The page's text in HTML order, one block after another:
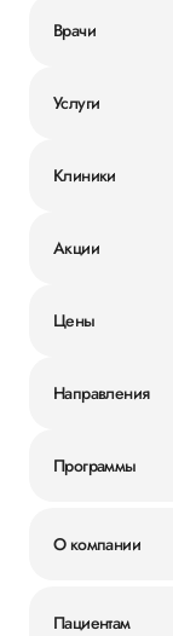
Врачи
Услуги
Клиники
Акции
Цены
Направления
Программы
О компании
Пациентам